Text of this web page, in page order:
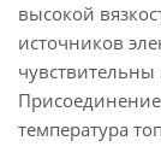
высокой
источников
чувствительны
температура